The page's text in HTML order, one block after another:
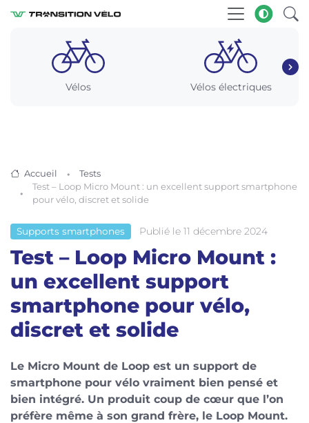
Vélos Vélos électriques
Accueil
Tests
Test – Loop Micro Mount : un excellent support smartphone
pour vélo, discret et solide
Supports smartphones Publié le 11 décembre 2024
Test – Loop Micro Mount :
un excellent support
smartphone pour vélo,
discret et solide
Le Micro Mount de Loop est un support de
smartphone pour vélo vraiment bien pensé et
bien intégré. Un produit coup de cœur que l’on
préfère même à son grand frère, le Loop Mount.